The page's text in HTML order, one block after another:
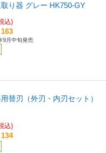
り器 グレー HK750-GY
込)
9月中旬発売
替刃（外刃・内刃セット）
込)